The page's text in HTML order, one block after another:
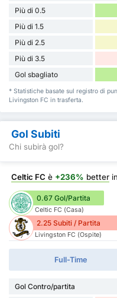
Più di 0.5
Più di 1.5
Più di 2.5
Più di 3.5
Gol sbagliato
* Statistiche basate sul registro di
Livingston FC in trasferta.
Gol Subiti
Chi subirà gol?
Celtic FC è +236% better
0.67 Gol/Partita
Celtic FC (Casa)
2.25 Subiti / Partita
Livingston FC (Ospite)
Full-Time
Gol Contro/partita